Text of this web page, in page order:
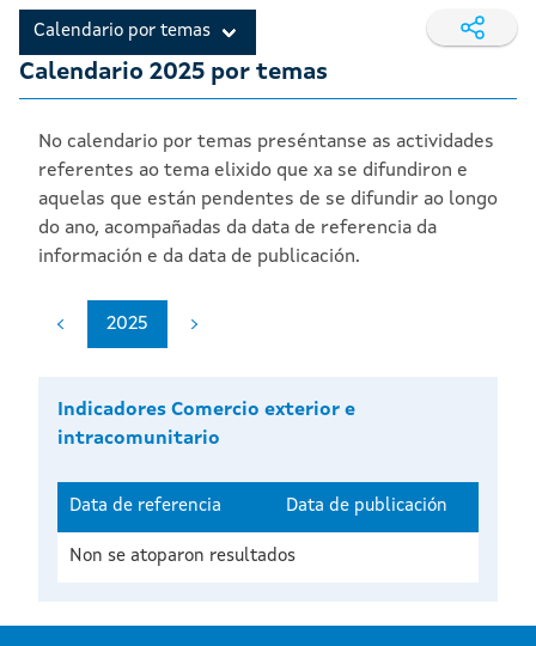
Calendario por temas
Calendario 2025 por temas
No calendario por temas preséntanse as actividades
referentes ao tema elixido que xa se difundiron e
aquelas que están pendentes de se difundir ao longo
do ano, acompañadas da data de referencia da
información e da data de publicación.
2025
Indicadores Comercio exterior e
intracomunitario
Data de referencia Data de publicación
Non se atoparon resultados